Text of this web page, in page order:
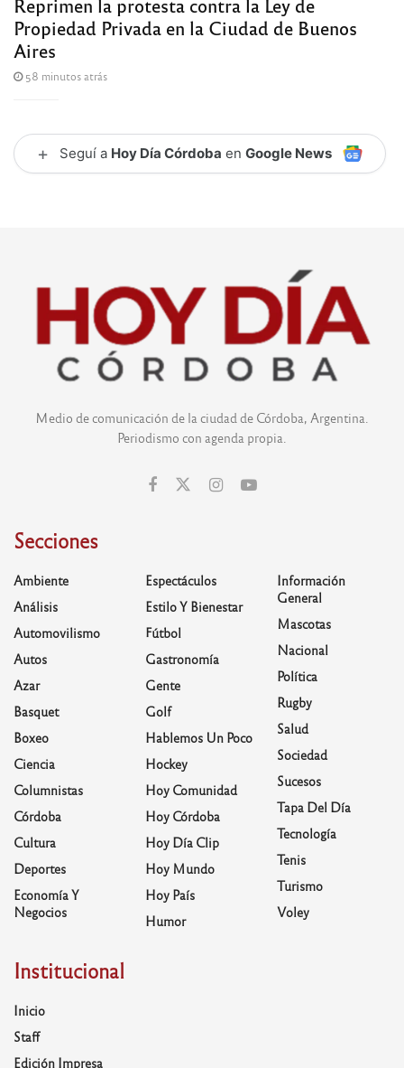
Reprimen la protesta contra la Ley de
Propiedad Privada en la Ciudad de Buenos
Aires
58 minutos atrás
+ Seguí a Hoy Día Córdoba en Google News
Medio de comunicación de la ciudad de Córdoba, Argentina.
Periodismo con agenda propia.
Secciones
Ambiente
Análisis
Automovilismo
Autos
Azar
Basquet
Boxeo
Ciencia
Columnistas
Córdoba
Cultura
Deportes
Economía Y
Negocios
Espectáculos
Estilo Y Bienestar
Fútbol
Gastronomía
Gente
Golf
Hablemos Un Poco
Hockey
Hoy Comunidad
Hoy Córdoba
Hoy Día Clip
Hoy Mundo
Hoy País
Humor
Información
General
Mascotas
Nacional
Política
Rugby
Salud
Sociedad
Sucesos
Tapa Del Día
Tecnología
Tenis
Turismo
Voley
Institucional
Inicio
Staff
Edición Impresa